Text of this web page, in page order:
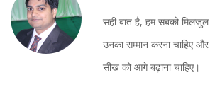
सही बात है, हम सबको
उनका सम्मान करना चाहिए
सीख को आगे बढ़ाना चाहिए।